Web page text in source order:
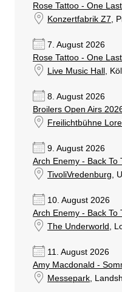
Rose Tattoo - One
Konzertfabrik Z7 ,
7. August 2026
Rose Tattoo - One
Live Music Hall
,
8. August 2026
Broilers Open Airs
Freilichtbühne
9. August 2026
Arch Enemy - Back To
TivoliVredenburg ,
10. August 2026
Arch Enemy - Back To
The Underworld
,
11. August 2026
Amy Macdonald -
Messepark,